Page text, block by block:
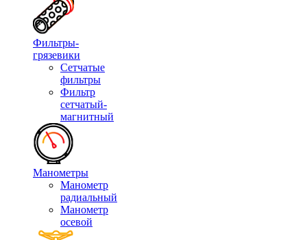
Фильтры-
грязевики
Сетчатые
фильтры
Фильтр
сетчатый-
магнитный
Манометры
Манометр
радиальный
Манометр
осевой